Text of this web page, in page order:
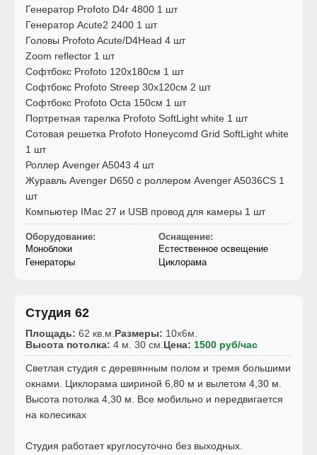
Генератор Profoto D4r 4800 1 шт
Генератор Acute2 2400 1 шт
Головы Profoto Acute/D4Head 4 шт
Zoom reflector 1 шт
Софтбокс Profoto 120x180см 1 шт
Софтбокс Profoto Streep 30x120см 2 шт
Софтбокс Profoto Octa 150см 1 шт
Портретная тарелка Profoto SoftLight white 1 шт
Сотовая решетка Profoto Honeycomd Grid SoftLight white
1 шт
Роллер Avenger A5043 4 шт
Журавль Avenger D650 с роллером Avenger A5036CS 1
шт
Компьютер IMac 27 и USB провод для камеры 1 шт
Оборудование:
Моноблоки
Генераторы
Оснащение:
Естественное освещение
Циклорама
Студия 62
Площадь: 62 кв.м. Размеры: 10x6м.
Высота потолка: 4 м. 30 см. Цена: 1500 руб/час
Светлая студия c деревянным полом и тремя большими
окнами. Циклорама шириной 6,80 м и вылетом 4,30 м.
Высота потолка 4,30 м. Все мобильно и передвигается
на колесиках
Студия работает круглосуточно без выходных.